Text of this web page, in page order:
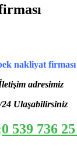
nakliyat firması
adresimiz
24 Ulaşabilirsiniz
0 539 736